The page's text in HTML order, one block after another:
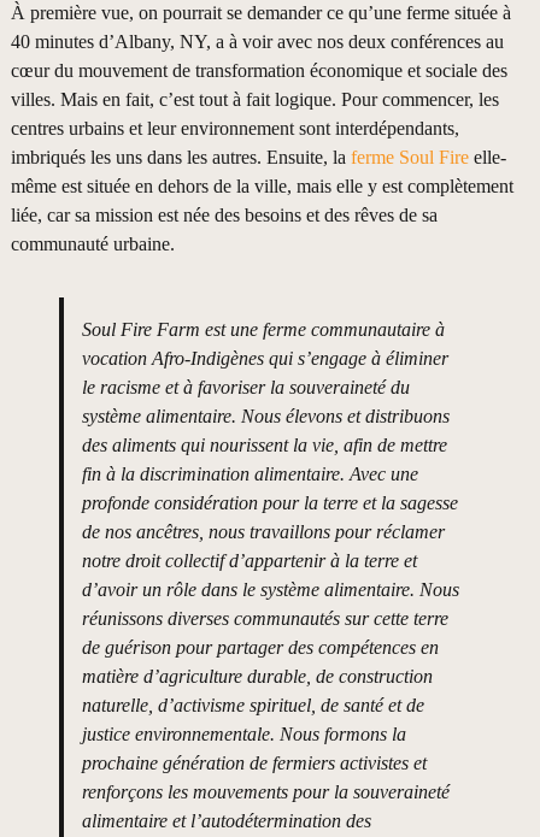
À première vue, on pourrait se demander ce qu’une ferme située à
40 minutes d’Albany, NY, a à voir avec nos deux conférences au
cœur du mouvement de transformation économique et sociale des
villes. Mais en fait, c’est tout à fait logique. Pour commencer, les
centres urbains et leur environnement sont interdépendants,
imbriqués les uns dans les autres. Ensuite, la ferme Soul Fireelle-
même est située en dehors de la ville, mais elle y est complètement
liée, car sa mission est née des besoins et des rêves de sa
communauté urbaine.
Soul Fire Farm est une ferme communautaire à
vocation Afro-Indigènes qui s’engage à éliminer
le racisme et à favoriser la souveraineté du
système alimentaire. Nous élevons et distribuons
des aliments qui nourissent la vie, afin de mettre
fin à la discrimination alimentaire. Avec une
profonde considération pour la terre et la sagesse
de nos ancêtres, nous travaillons pour réclamer
notre droit collectif d’appartenir à la terre et
d’avoir un rôle dans le système alimentaire. Nous
réunissons diverses communautés sur cette terre
de guérison pour partager des compétences en
matière d’agriculture durable, de construction
naturelle, d’activisme spirituel, de santé et de
justice environnementale. Nous formons la
prochaine génération de fermiers activistes et
renforçons les mouvements pour la souveraineté
alimentaire et l’autodétermination des